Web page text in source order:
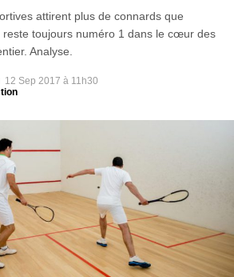
attirent plus de connards que
reste toujours numéro 1 dans le cœur des
Analyse.
12 Sep 2017 à 11h30